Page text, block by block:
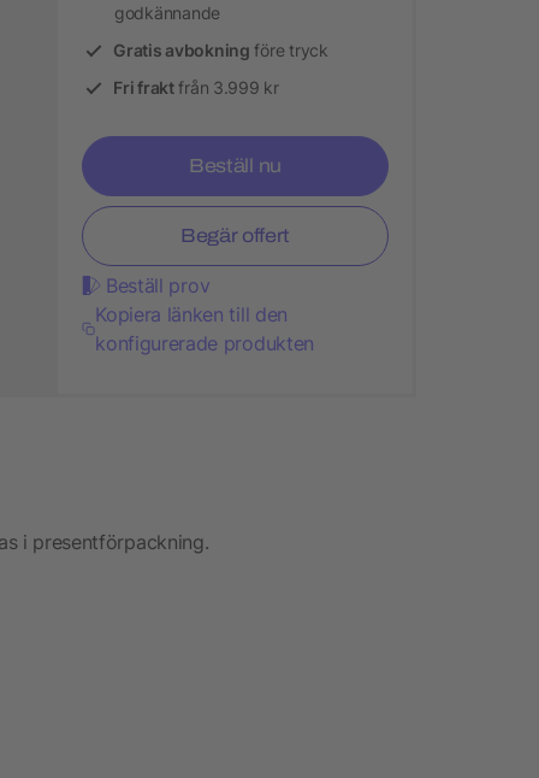
godkännande
Gratis avbokning före tryck
Fri fraktfrån 3.999 kr
Beställ nu
Begär offert
Beställ prov
Kopiera länken till den
konfigurerade produkten
i presentförpackning.